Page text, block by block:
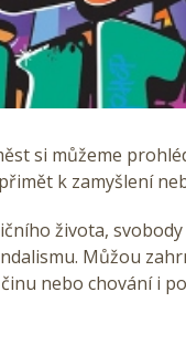
si můžeme
k zamyšlení
života,
Můžou
nebo chování i